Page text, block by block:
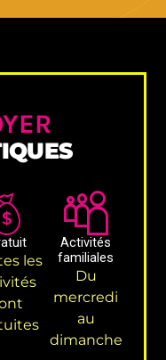
les
Activités
familiales
Du
mercredi
au
dimanche